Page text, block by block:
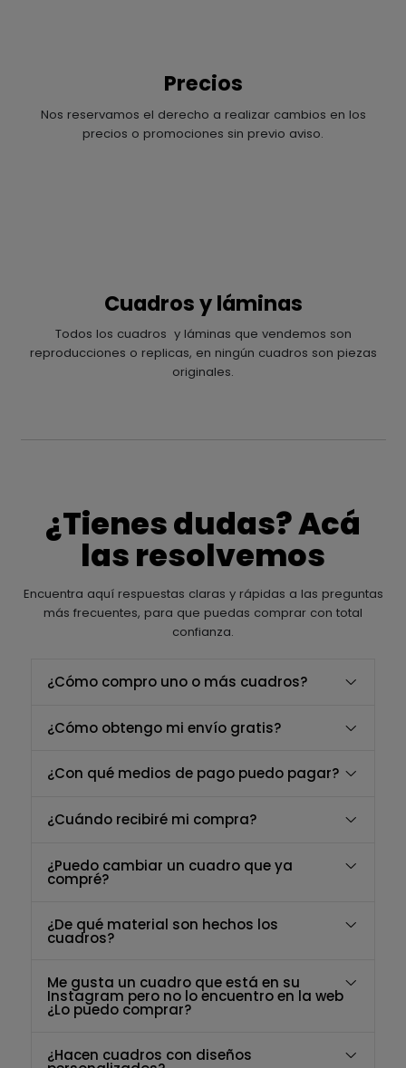
Precios
Nos reservamos el derecho a realizar cambios en los
precios o promociones sin previo aviso.
Cuadros y láminas
Todos los cuadros y láminas que vendemos son
reproducciones o replicas, en ningún cuadros son piezas
originales.
¿Tienes dudas? Acá
las resolvemos
Encuentra aquí respuestas claras y rápidas a las preguntas
más frecuentes, para que puedas comprar con total
confianza.
¿Cómo compro uno o más cuadros?
¿Cómo obtengo mi envío gratis?
¿Con qué medios de pago puedo pagar?
¿Cuándo recibiré mi compra?
¿Puedo cambiar un cuadro que ya
compré?
¿De qué material son hechos los
cuadros?
Me gusta un cuadro que está en su
Instagram pero no lo encuentro en la web
¿Lo puedo comprar?
¿Hacen cuadros con diseños